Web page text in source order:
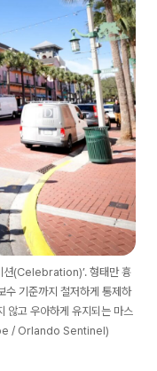
션(Celebration)’. 형태만 흉
수 기준까지 철저하게 통제하
않고 우아하게 유지되는 마스
/ Orlando Sentinel)